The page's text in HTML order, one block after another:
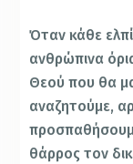
Όταν κάθε
ανθρώπινα
Θεού που θα
αναζητούμε,
θάρρος τον